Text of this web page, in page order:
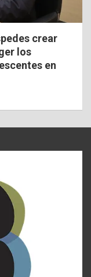
crear
los
en